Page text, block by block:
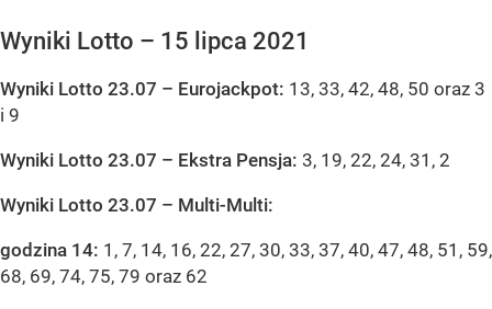
Wyniki Lotto – 15 lipca 2021
Wyniki Lotto 23.07 – Eurojackpot: 13, 33, 42, 48, 50 oraz 3
i 9
Wyniki Lotto 23.07 – Ekstra Pensja: 3, 19, 22, 24, 31, 2
Wyniki Lotto 23.07 – Multi-Multi:
godzina 14: 1, 7, 14, 16, 22, 27, 30, 33, 37, 40, 47, 48, 51, 59,
68, 69, 74, 75, 79 oraz 62